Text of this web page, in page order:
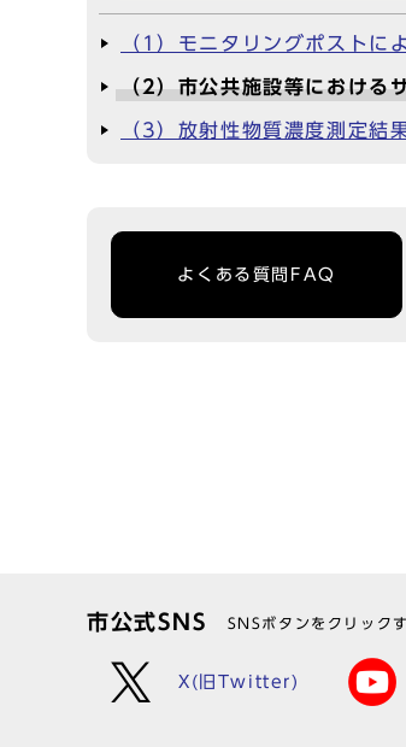
（1）モニタリングポストに
（2）市公共施設等における
（3）放射性物質濃度測定結
よくある質問FAQ
市公式SNS SNSボタンをクリック
X(旧Twitter)